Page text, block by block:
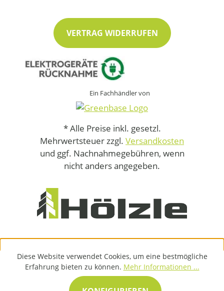
VERTRAG WIDERRUFEN
Ein Fachhändler von
* Alle Preise inkl. gesetzl.
Mehrwertsteuer zzgl. Versandkosten
und ggf. Nachnahmegebühren, wenn
nicht anders angegeben.
Diese Website verwendet Cookies, um eine bestmögliche
Erfahrung bieten zu können. Mehr Informationen ...